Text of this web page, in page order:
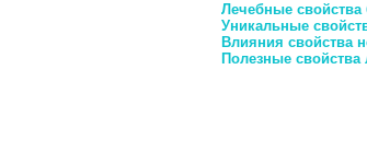
Лечебные свойства
Уникальные
Влияния свойства
Полезные